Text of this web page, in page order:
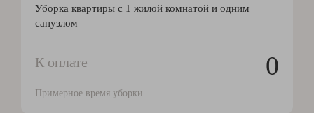
Уборка квартиры с 1 жилой комнатой и одним
санузлом
К оплате 0
Примерное время уборки